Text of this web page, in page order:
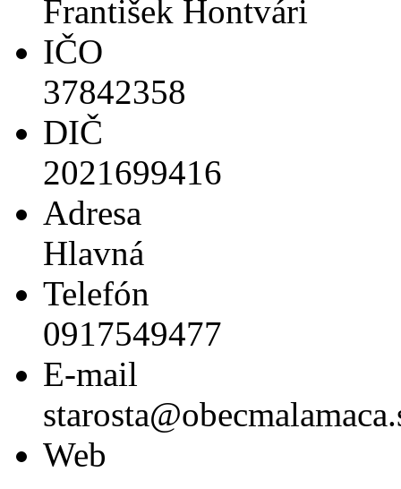
František Hontvári
IČO
37842358
DIČ
2021699416
Adresa
Hlavná
Telefón
0917549477
E-mail
Web